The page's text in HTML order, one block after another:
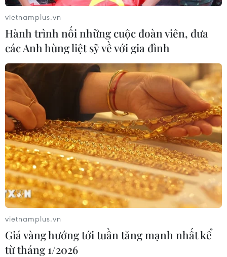
vietnamplus.vn
Hành trình nối những cuộc đoàn viên, đưa
các Anh hùng liệt sỹ về với gia đình
vietnamplus.vn
Giá vàng hướng tới tuần tăng mạnh nhất kể
từ tháng 1/2026